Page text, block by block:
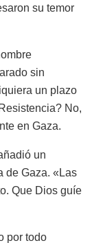
su temor
sin
un plazo
No,
en Gaza.
un
de Gaza. «Las
Que Dios guíe
por todo